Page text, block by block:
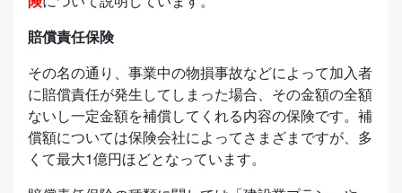
賠償責任保険
その名の通り、事業中の物損事故などによって加入者
に賠償責任が発生してしまった場合、その金額の全額
ないし一定金額を補償してくれる内容の保険です。補
償額については保険会社によってさまざまですが、多
くて最大1億円ほどとなっています。